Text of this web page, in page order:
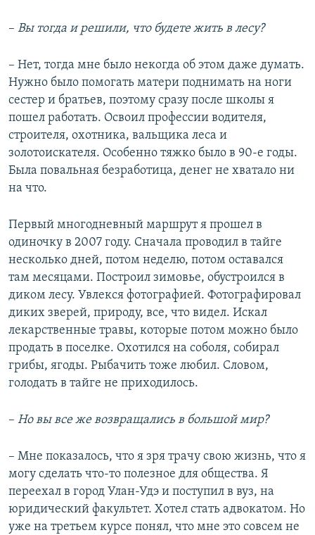
– Вы тогда и решили, что будете жить в лесу?
– Нет, тогда мне было некогда об этом даже думать.
Нужно было помогать матери поднимать на ноги
сестер и братьев, поэтому сразу после школы я
пошел работать. Освоил профессии водителя,
строителя, охотника, вальщика леса и
золотоискателя. Особенно тяжко было в 90-е годы.
Была повальная безработица, денег не хватало ни
на что.
Первый многодневный маршрут я прошел в
одиночку в 2007 году. Сначала проводил в тайге
несколько дней, потом неделю, потом оставался
там месяцами. Построил зимовье, обустроился в
диком лесу. Увлекся фотографией. Фотографировал
диких зверей, природу, все, что видел. Искал
лекарственные травы, которые потом можно было
продать в поселке. Охотился на соболя, собирал
грибы, ягоды. Рыбачить тоже любил. Словом,
голодать в тайге не приходилось.
– Но вы все же возвращались в большой мир?
– Мне показалось, что я зря трачу свою жизнь, что я
могу сделать что-то полезное для общества. Я
переехал в город Улан-Удэ и поступил в вуз, на
юридический факультет. Хотел стать адвокатом. Но
уже на третьем курсе понял, что мне это совсем не